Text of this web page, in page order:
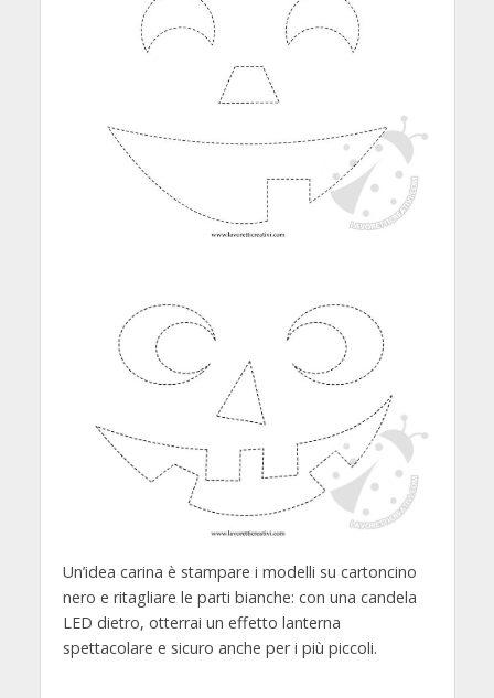
Un’idea carina è stampare i modelli su cartoncino
nero e ritagliare le parti bianche: con una candela
LED dietro, otterrai un effetto lanterna
spettacolare e sicuro anche per i più piccoli.